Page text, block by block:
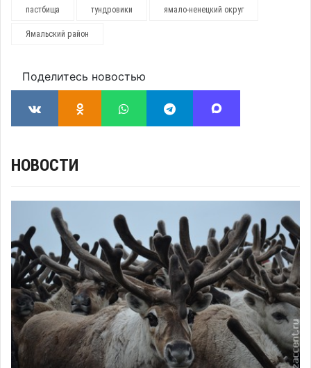
пастбища тундровики ямало-ненецкий округ
Ямальский район
Поделитесь новостью
НОВОСТИ